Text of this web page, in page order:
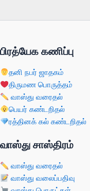
பிரத்யேக கணிப்பு
தனி நபர் ஜாதகம்
திருமண பொருத்தம்
வாஸ்து வரைதல்
பெயர் கண்டறிதல்
ரத்தினக் கல் கண்டறிதல்
வாஸ்து சாஸ்திரம்
வாஸ்து வரைதல்
வாஸ்து வலைப்பதிவு